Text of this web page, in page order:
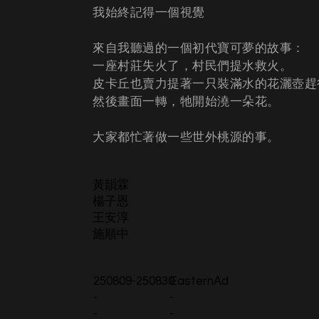
我始終記得一個視覺
來自我聽過的一個初代寶可夢的故事：
一座村莊失火了，村民們提水救火。
皮卡丘也賣力提著一只裝滿水的花灑壺
然後畫面一轉，牠開始澆一朵花。
大家都忙著做一些世外桃源的事。
黃韻霖
楊子恩
王安淳
施順中
250809-250830
-
-
EasternAd
-
-